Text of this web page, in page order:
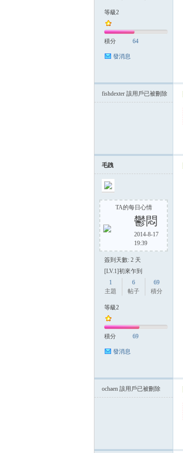
等級2
積分 64
發消息
fishdexter 該用戶已被刪除
毛跩
TA的每日心情
鬱悶
2014-8-17
19:39
簽到天數: 2 天
[LV.1]初來乍到
1
主題
6
帖子
69
積分
等級2
積分 69
發消息
ochaen 該用戶已被刪除